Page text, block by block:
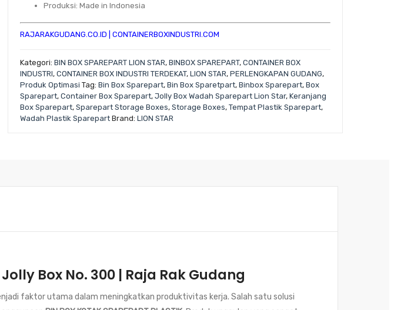
Produksi: Made in Indonesia
RAJARAKGUDANG.CO.ID CONTAINERBOXINDUSTRI.COM
Kategori: BIN BOX SPAREPART LION STAR, BINBOX SPAREPART, CONTAINER BOX
INDUSTRI, CONTAINER BOX INDUSTRI TERDEKAT, LION STAR, PERLENGKAPAN GUDANG,
Produk Optimasi Tag: Bin Box Sparepart, Bin Box Sparetpart, Binbox Sparepart, Box
Sparepart, Container Box Sparepart, Jolly Box Wadah Sparepart Lion Star, Keranjang
Box Sparepart, Sparepart Storage Boxes, Storage Boxes, Tempat Plastik Sparepart,
Wadah Plastik Sparepart Brand: LION STAR
Box No. 300 | Raja Rak Gudang
faktor utama dalam meningkatkan produktivitas kerja. Salah satu solusi